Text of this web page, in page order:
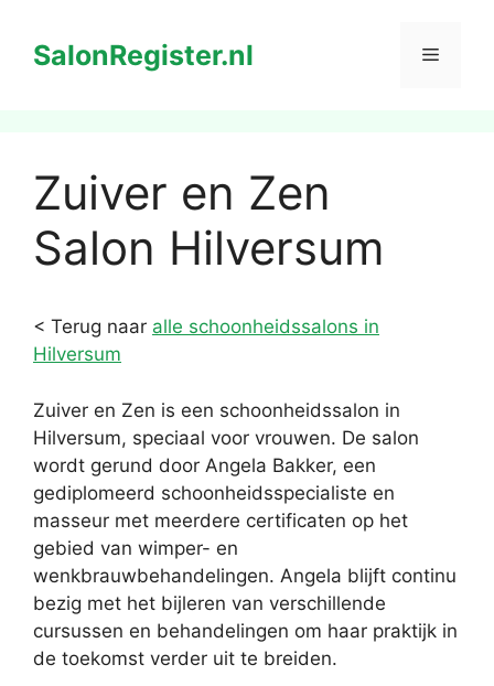
naarSalonRegister.nl Menu
Zuiver en Zen
Salon Hilversum
< Terug naar alle schoonheidssalons in
Hilversum
Zuiver en Zen is een schoonheidssalon in
Hilversum, speciaal voor vrouwen. De salon
wordt gerund door Angela Bakker, een
gediplomeerd schoonheidsspecialiste en
masseur met meerdere certificaten op het
gebied van wimper- en
wenkbrauwbehandelingen. Angela blijft continu
bezig met het bijleren van verschillende
cursussen en behandelingen om haar praktijk in
de toekomst verder uit te breiden.